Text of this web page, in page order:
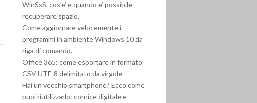
WinSxS, cos’e’ e quando e’ possibile
recuperare spazio.
Come aggiornare velocemente i
programmi in ambiente Windows 10 da
riga di comando.
Office 365: come esportare in formato
CSV UTF-8 delimitato da virgole
Hai un vecchio smartphone? Ecco come
puoi riutilizzarlo: cornice digitale e